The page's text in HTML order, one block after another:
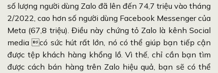
số lượng người dùng Zalo đã lên đến 74,7 triệu vào tháng
2/2022, cao hơn số người dùng Facebook Messenger của
Meta (67,8 triệu). Điều này chứng tỏ Zalo là kênh Social
media có sức hút rất lớn, nó có thể giúp bạn tiếp cận
được tệp khách hàng khổng lồ. Vì thế, chỉ cần bạn tìm
được cách bán hàng trên Zalo hiệu quả, bạn sẽ có thể